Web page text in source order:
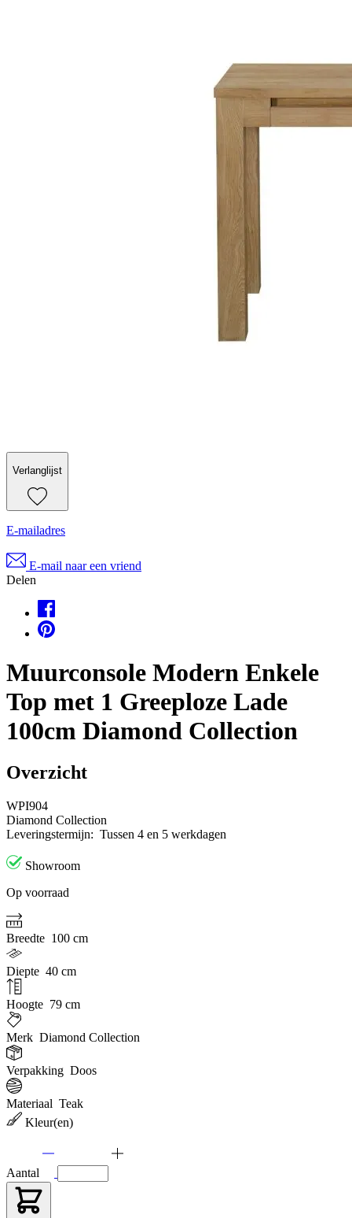
Verlanglijst
E-mailadres
E-mail naar een vriend
Delen
Muurconsole Modern Enkele
Top met 1 Greeploze Lade
100cm Diamond Collection
Overzicht
WPI904
Diamond Collection
Leveringstermijn: Tussen 4 en 5 werkdagen
Showroom
Op voorraad
Breedte 100 cm
Diepte 40 cm
Hoogte 79 cm
Merk Diamond Collection
Verpakking Doos
Materiaal Teak
Kleur(en)
Aantal